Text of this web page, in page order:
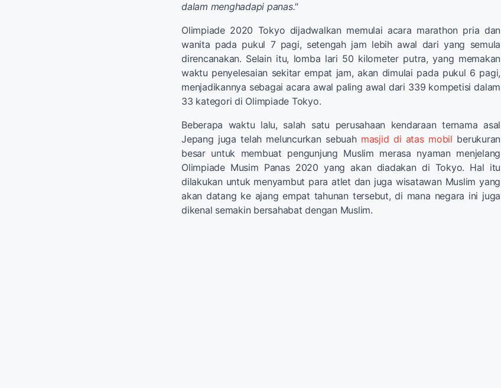
dalam menghadapi panas."
Olimpiade 2020 Tokyo dijadwalkan memulai acara marathon pria dan
wanita pada pukul 7 pagi, setengah jam lebih awal dari yang semula
direncanakan. Selain itu, lomba lari 50 kilometer putra, yang memakan
waktu penyelesaian sekitar empat jam, akan dimulai pada pukul 6 pagi,
menjadikannya sebagai acara awal paling awal dari 339 kompetisi dalam
33 kategori di Olimpiade Tokyo.
Beberapa waktu lalu, salah satu perusahaan kendaraan ternama asal
Jepang juga telah meluncurkan sebuahmasjid di atas mobil berukuran
besar untuk membuat pengunjung Muslim merasa nyaman menjelang
Olimpiade Musim Panas 2020 yang akan diadakan di Tokyo. Hal itu
dilakukan untuk menyambut para atlet dan juga wisatawan Muslim yang
akan datang ke ajang empat tahunan tersebut, di mana negara ini juga
dikenal semakin bersahabat dengan Muslim.